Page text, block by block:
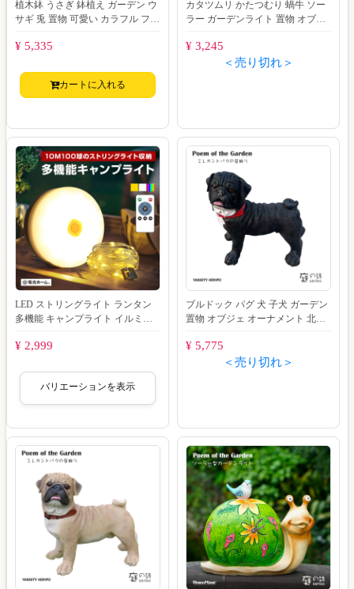
植木鉢 うさぎ 鉢植え ガーデン ウ
サギ 兎 置物 可愛い カラフル フラ
¥ 5,335
カートに入れる
カタツムリ かたつむり 蝸牛 ソー
ラー ガーデンライト 置物 オブジ
庭
¥ 3,245
＜売り切れ＞
LED ストリングライト ランタン
多機能 キャンプライト イルミネ
外用 防
¥ 2,999
バリエーションを表示
ブルドック パグ 犬 子犬 ガーデン
置物 オブジェ オーナメント 北欧
¥ 5,775
＜売り切れ＞